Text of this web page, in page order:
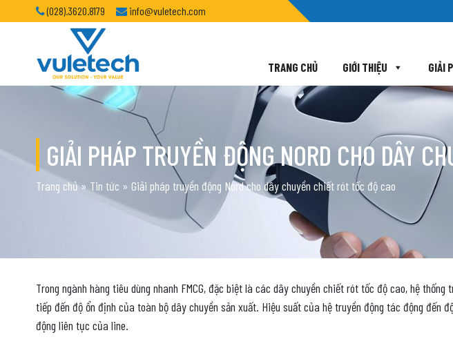
(028).3620.8179 info@vuletech.com
TRANG CHỦ GIỚI THIỆU GIẢI
GIẢI PHÁP TRUYỀN ĐỘNG NORD CHO DÂY
Trang chủ» Tin tức » Giải pháp truyền động Nord cho dây chuyền chiết rót tốc độ cao
Trong ngành hàng tiêu dùng nhanh FMCG, đặc biệt là các dây chuyền chiết rót tốc độ cao, hệ
tiếp đến độ ổn định của toàn bộ dây chuyền sản xuất. Hiệu suất của hệ truyền động tác động đến
động liên tục của line.